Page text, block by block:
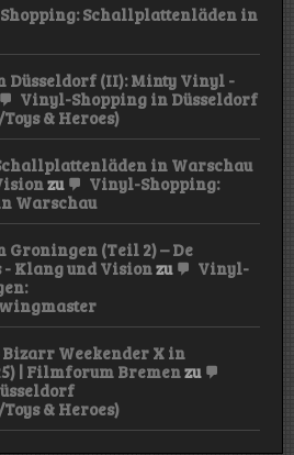
Schallplattenläden in
Düsseldorf (II): Minty Vinyl -
Vinyl-Shopping in Düsseldorf
& Heroes)
in Warschau
zu
Vinyl-Shopping:
Warschau
(Teil 2) – De
- Klang und Visionzu
Vinyl-
Weekender X in
| Filmforum Bremenzu
& Heroes)